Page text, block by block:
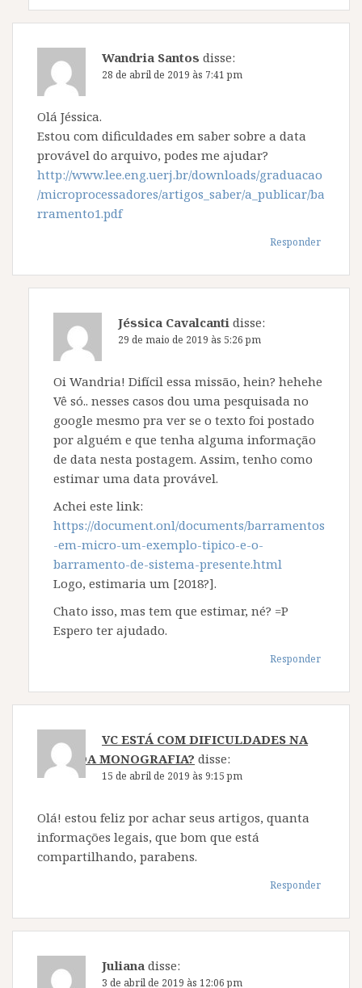
Wandria Santos disse:
28 de abril de 2019 às 7:41 pm
Olá Jéssica.
Estou com dificuldades em saber sobre a data
provável do arquivo, podes me ajudar?
http://www.lee.eng.uerj.br/downloads/graduacao
/microprocessadores/artigos_saber/a_publicar/ba
rramento1.pdf
Responder
Jéssica Cavalcanti disse:
29 de maio de 2019 às 5:26 pm
Oi Wandria! Difícil essa missão, hein? hehehe
Vê só.. nesses casos dou uma pesquisada no
google mesmo pra ver se o texto foi postado
por alguém e que tenha alguma informação
de data nesta postagem. Assim, tenho como
estimar uma data provável.
Achei este link:
https://document.onl/documents/barramentos
-em-micro-um-exemplo-tipico-e-o-
barramento-de-sistema-presente.html
Logo, estimaria um [2018?].
Chato isso, mas tem que estimar, né? =P
Espero ter ajudado.
Responder
VC ESTÁ COM DIFICULDADES NA
HORA DA MONOGRAFIA? disse:
15 de abril de 2019 às 9:15 pm
Olá! estou feliz por achar seus artigos, quanta
informações legais, que bom que está
compartilhando, parabens.
Responder
Juliana disse:
3 de abril de 2019 às 12:06 pm